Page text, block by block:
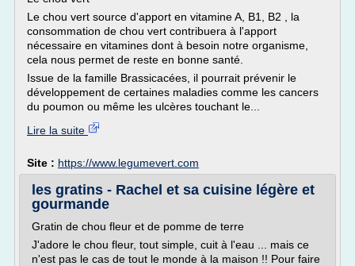
Le chou vert source d'apport en vitamine A, B1, B2 , la
consommation de chou vert contribuera à l'apport
nécessaire en vitamines dont à besoin notre organisme,
cela nous permet de reste en bonne santé.
Issue de la famille Brassicacées, il pourrait prévenir le
développement de certaines maladies comme les cancers
du poumon ou même les ulcères touchant le...
Lire la suite
Site : https://www.legumevert.com
les gratins - Rachel et sa cuisine légère et
gourmande
Gratin de chou fleur et de pomme de terre
J'adore le chou fleur, tout simple, cuit à l'eau ... mais ce
n'est pas le cas de tout le monde à la maison !! Pour faire